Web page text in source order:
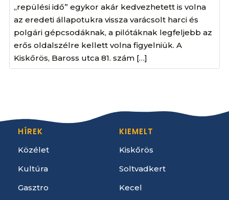
„repülési idő” egykor akár kedvezhetett is volna
az eredeti állapotukra vissza varácsolt harci és
polgári gépcsodáknak, a pilótáknak legfeljebb az
erős oldalszélre kellett volna figyelniük. A
Kiskőrös, Baross utca 81. szám […]
HÍREK
Közélet
Kultúra
Gasztro
KIEMELT
Kiskőrös
Soltvadkert
Kecel